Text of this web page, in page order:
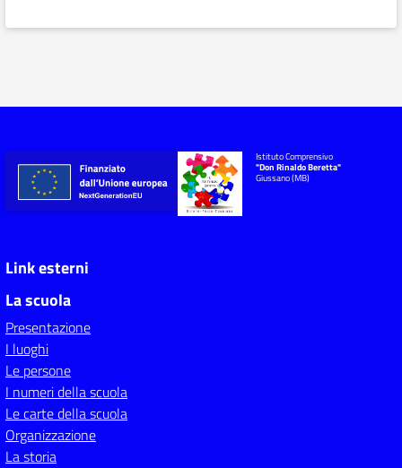
Istituto Comprensivo
"Don Rinaldo Beretta"
Giussano (MB)
Link esterni
La scuola
Presentazione
I luoghi
Le persone
I numeri della scuola
Le carte della scuola
Organizzazione
La storia